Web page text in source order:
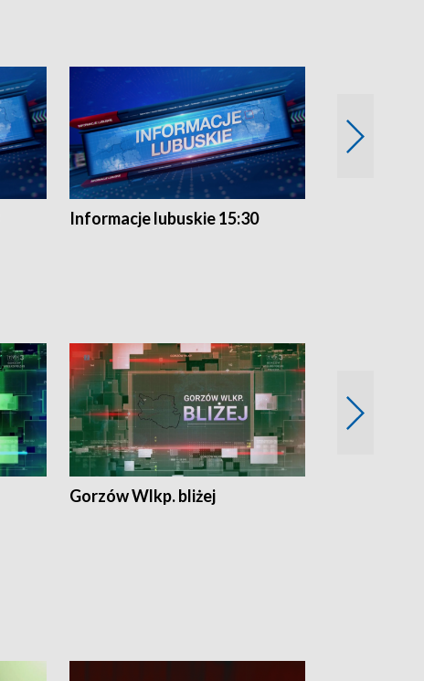
Informacje lubuskie 15:30
Gorzów Wlkp. bliżej